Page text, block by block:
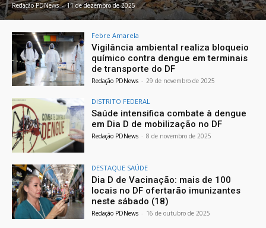
Redação PDNews - 11 de dezembro de 2025
Febre Amarela
Vigilância ambiental realiza bloqueio
químico contra dengue em terminais
de transporte do DF
Redação PDNews - 29 de novembro de 2025
DISTRITO FEDERAL
Saúde intensifica combate à dengue
em Dia D de mobilização no DF
Redação PDNews - 8 de novembro de 2025
DESTAQUE SAÚDE
Dia D de Vacinação: mais de 100
locais no DF ofertarão imunizantes
neste sábado (18)
Redação PDNews - 16 de outubro de 2025